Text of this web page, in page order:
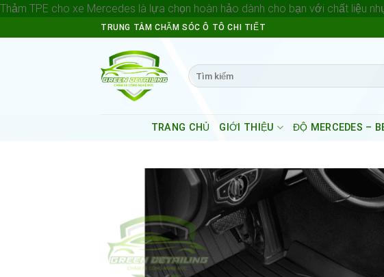
Thảm TPE cho xe Mercedes là lựa chọn hoàn hảo dành cho bạn với chất liệu
TRUNG TÂM CHĂM SÓC Ô TÔ CHI TIẾT
Search
for:
TRANG CHỦ GIỚI THIỆU ĐỘ MERCEDES –